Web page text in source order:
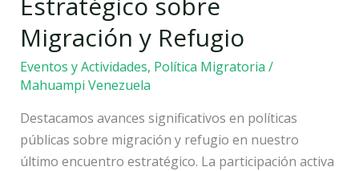
Migración y Refugio
Eventos y Actividades, Política Migratoria /
Mahuampi Venezuela
Destacamos avances significativos en políticas
públicas sobre migración y refugio en nuestro
último encuentro estratégico. La participación activa
Estratégico
sobre
Migración
y
Refugio